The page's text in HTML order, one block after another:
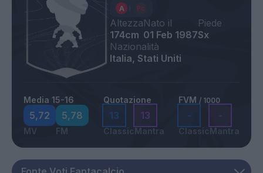
Altezza
174cm
Nato il
01 Feb 1987
Piede
Sx
Nazionalità
Italia, Stati Uniti
Media 15-16
5,72
MV
5,78
FM
Quotazione
13
Classic
13
Mantra
FVM / 1000
-
Classic
-
Mantra